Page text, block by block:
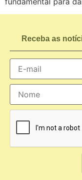
Receba as